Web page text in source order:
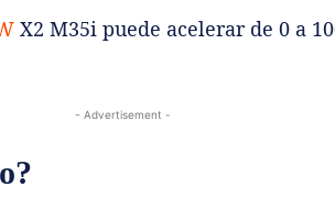
X2 M35i puede acelerar de 0 a
- Advertisement -